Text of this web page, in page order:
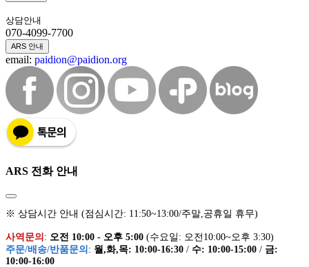
상담안내
070-4099-7700
ARS 안내
email: paidion@paidion.org
ARS 전화 안내
※ 상담시간 안내 (점심시간: 11:50~13:00/주말,공휴일 휴무)
사역문의 : 오전 10:00 - 오후 5:00 (수요일: 오전10:00~오후 3:30)
주문/배송/반품문의 : 월,화,목: 10:00-16:30 / 수: 10:00-15:00 / 금:
10:00-16:00